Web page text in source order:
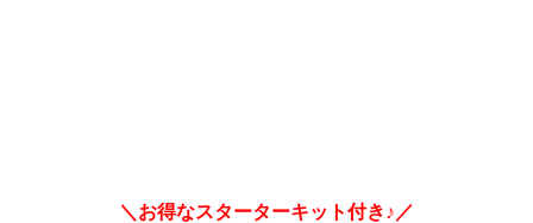
＼お得なスターターキット付き♪／